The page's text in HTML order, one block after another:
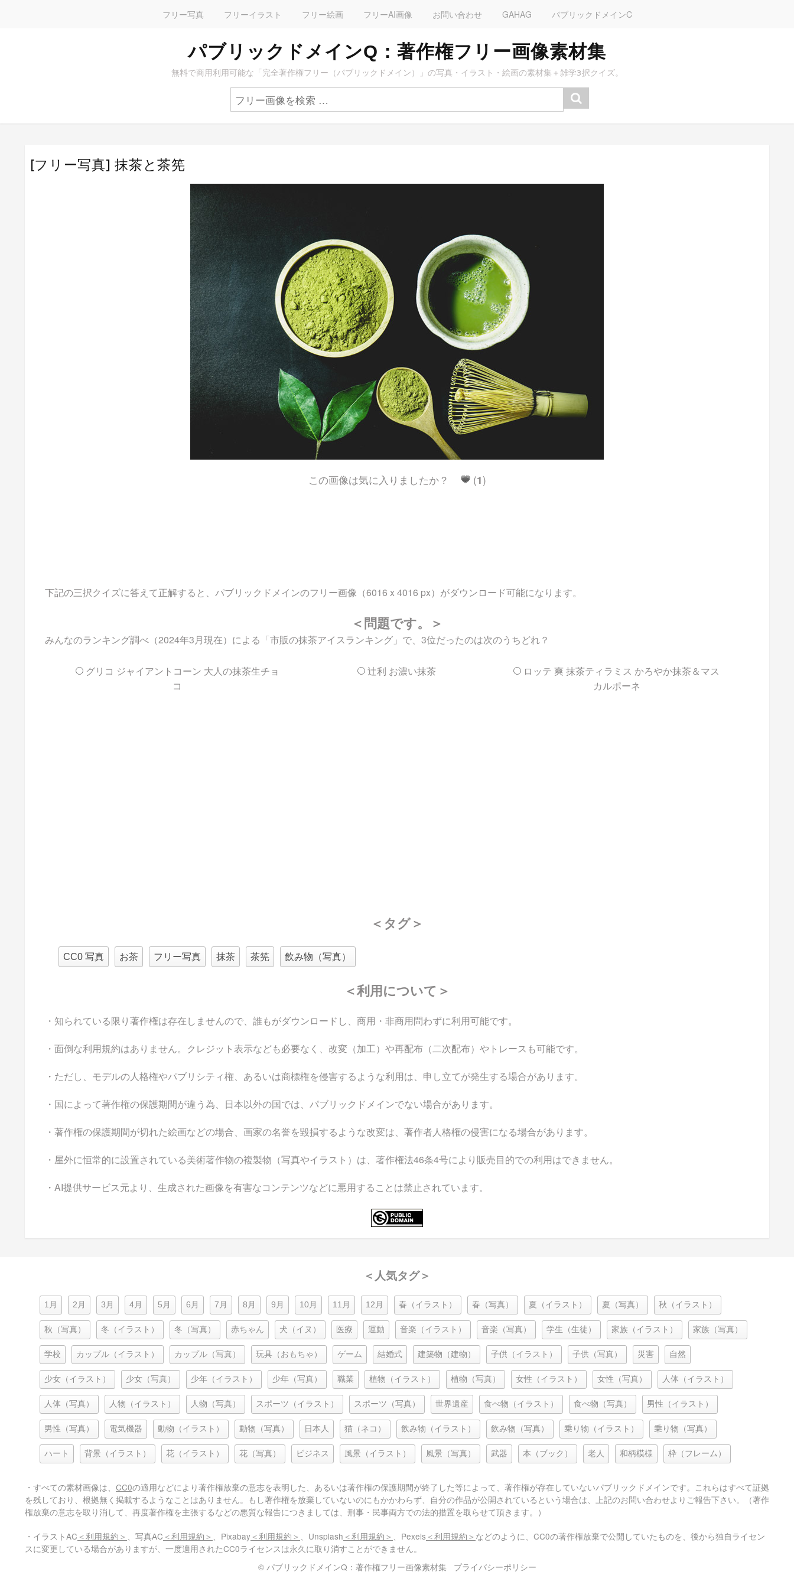
フリー写真 フリーイラスト フリー絵画 フリーAI画像 お問い合わせ GAHAG パブリックドメインC
パブリックドメインQ：著作権フリー画像素材集
無料で商用利用可能な「完全著作権フリー（パブリックドメイン）」の写真・イラスト・絵画の素材集＋雑学3択クイズ。
[フリー写真] 抹茶と茶筅
この画像は気に入りましたか？ (1)
下記の三択クイズに答えて正解すると、パブリックドメインのフリー画像（6016 x 4016 px）がダウンロード可能になります。
＜問題です。＞
みんなのランキング調べ（2024年3月現在）による「市販の抹茶アイスランキング」で、3位だったのは次のうちどれ？
グリコ ジャイアントコーン 大人の抹茶生チョ
コ
辻利 お濃い抹茶
ロッテ 爽 抹茶ティラミス かろやか抹茶＆マス
カルポーネ
＜タグ＞
CC0 写真 お茶 フリー写真 抹茶 茶筅 飲み物（写真）
＜利用について＞
・知られている限り著作権は存在しませんので、誰もがダウンロードし、商用・非商用問わずに利用可能です。
・面倒な利用規約はありません。クレジット表示なども必要なく、改変（加工）や再配布（二次配布）やトレースも可能です。
・ただし、モデルの人格権やパブリシティ権、あるいは商標権を侵害するような利用は、申し立てが発生する場合があります。
・国によって著作権の保護期間が違う為、日本以外の国では、パブリックドメインでない場合があります。
・著作権の保護期間が切れた絵画などの場合、画家の名誉を毀損するような改変は、著作者人格権の侵害になる場合があります。
・屋外に恒常的に設置されている美術著作物の複製物（写真やイラスト）は、著作権法46条4号により販売目的での利用はできません。
・AI提供サービス元より、生成された画像を有害なコンテンツなどに悪用することは禁止されています。
＜人気タグ＞
1月 2月 3月 4月 5月 6月 7月 8月 9月 10月 11月 12月 春（イラスト） 春（写真） 夏（イラスト） 夏（写真） 秋（イラスト）
秋（写真） 冬（イラスト） 冬（写真） 赤ちゃん 犬（イヌ） 医療 運動 音楽（イラスト） 音楽（写真） 学生（生徒） 家族（イラスト） 家族（写真）
学校 カップル（イラスト） カップル（写真） 玩具（おもちゃ） ゲーム 結婚式 建築物（建物） 子供（イラスト） 子供（写真） 災害 自然
少女（イラスト） 少女（写真） 少年（イラスト） 少年（写真） 職業 植物（イラスト） 植物（写真） 女性（イラスト） 女性（写真） 人体（イラスト）
人体（写真） 人物（イラスト） 人物（写真） スポーツ（イラスト） スポーツ（写真） 世界遺産 食べ物（イラスト） 食べ物（写真） 男性（イラスト）
男性（写真） 電気機器 動物（イラスト） 動物（写真） 日本人 猫（ネコ） 飲み物（イラスト） 飲み物（写真） 乗り物（イラスト） 乗り物（写真）
ハート 背景（イラスト） 花（イラスト） 花（写真） ビジネス 風景（イラスト） 風景（写真） 武器 本（ブック） 老人 和柄模様 枠（フレーム）
・すべての素材画像は、 CC0の適用などにより著作権放棄の意志を表明した、あるいは著作権の保護期間が終了した等によって、著作権が存在していないパブリックドメインです。これらはすべて証拠
を残しており、根拠無く掲載するようなことはありません。もし著作権を放棄していないのにもかかわらず、自分の作品が公開されているという場合は、上記のお問い合わせよりご報告下さい。（著作
権放棄の意志を取り消して、再度著作権を主張するなどの悪質な報告につきましては、刑事・民事両方での法的措置を取らせて頂きます。）
・イラストAC ＜利用規約＞ 、写真AC ＜利用規約＞ 、Pixabay ＜利用規約＞ 、Unsplash ＜利用規約＞ 、Pexels ＜利用規約＞ などのように、CC0の著作権放棄で公開していたものを、後から独自ライセン
スに変更している場合がありますが、一度適用されたCC0ライセンスは永久に取り消すことができません。
© パブリックドメインQ：著作権フリー画像素材集
プライバシーポリシー